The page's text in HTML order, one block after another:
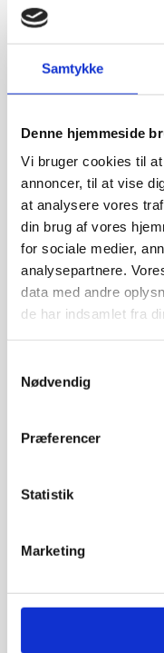
Samtykke
Denne hjemmeside
Vi bruger cookies til
annoncer, til at vise
at analysere vores
din brug af vores
for sociale medier,
analysepartnere.
data med andre
de har indsamlet fra
Nødvendig
Præferencer
Statistik
Marketing